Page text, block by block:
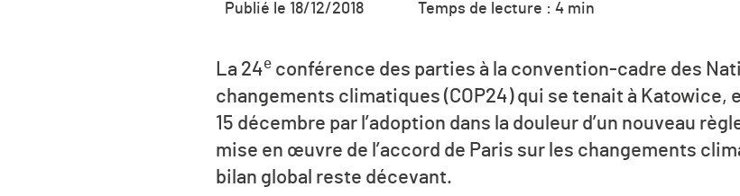
Publié le 18/12/2018 Temps de lecture : 4 min
La 24e conférence des parties à la convention-cadre des
changements climatiques (COP24) qui se tenait à Katowice,
15 décembre par l’adoption dans la douleur d’un nouveau
mise en œuvre de l’accord de Paris sur les changements
bilan global reste décevant.